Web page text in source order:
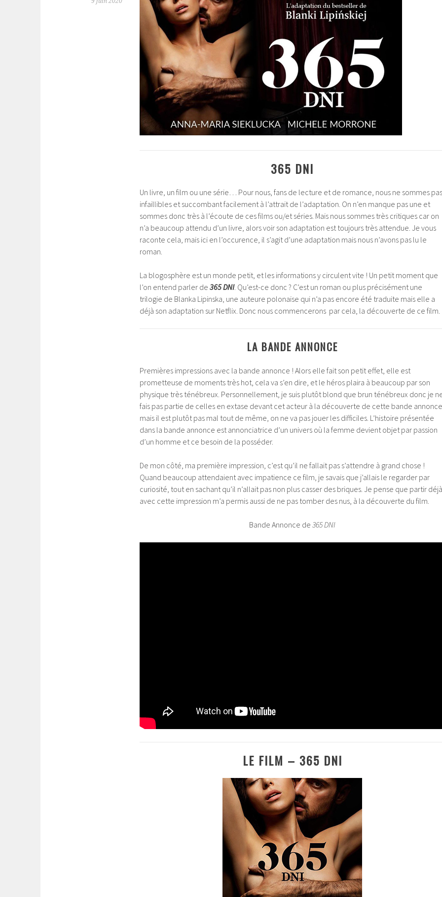
365 DNI
Un livre, un film ou une série… Pour nous, fans de lecture et de romance, nous ne sommes pas
infaillibles et succombant facilement à l’attrait de l’adaptation. On n’en manque pas une et
sommes donc très à l’écoute de ces films ou/et séries. Mais nous sommes très critiques car on
n’a beaucoup attendu d’un livre, alors voir son adaptation est toujours très attendue. Je vous
raconte cela, mais ici en l’occurence, il s’agit d’une adaptation mais nous n’avons pas lu le
roman.
La blogosphère est un monde petit, et les informations y circulent vite ! Un petit moment que
l’on entend parler de 365 DNI. Qu’est-ce donc ? C’est un roman ou plus précisément une
trilogie de Blanka Lipinska, une auteure polonaise qui n’a pas encore été traduite mais elle a
déjà son adaptation sur Netflix. Donc nous commencerons par cela, la découverte de ce film.
LA BANDE ANNONCE
Premières impressions avec la bande annonce ! Alors elle fait son petit effet, elle est
prometteuse de moments très hot, cela va s’en dire, et le héros plaira à beaucoup par son
physique très ténébreux. Personnellement, je suis plutôt blond que brun ténébreux donc je
fais pas partie de celles en extase devant cet acteur à la découverte de cette bande annonce
mais il est plutôt pas mal tout de même, on ne va pas jouer les difficiles. L’histoire présentée
dans la bande annonce est annonciatrice d’un univers où la femme devient objet par passion
d’un homme et ce besoin de la posséder.
De mon côté, ma première impression, c’est qu’il ne fallait pas s’attendre à grand chose !
Quand beaucoup attendaient avec impatience ce film, je savais que j’allais le regarder par
curiosité, tout en sachant qu’il n’allait pas non plus casser des briques. Je pense que partir déjà
avec cette impression m’a permis aussi de ne pas tomber des nus, à la découverte du film.
Bande Annonce de 365 DNI
LE FILM – 365 DNI